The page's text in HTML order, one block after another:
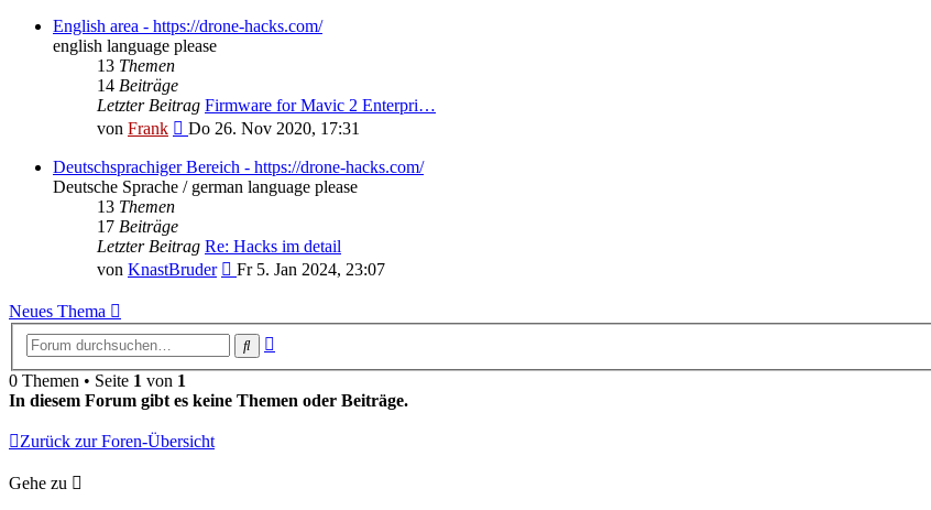
English area - https://drone-hacks.com/
english language please
13 Themen
14 Beiträge
Letzter Beitrag Firmware for Mavic 2 Enterpri…
von Frank
Neuester
Do 26. Nov 2020, 17:31
Deutschsprachiger Bereich - https://drone-hacks.com/
Deutsche Sprache / german language please
13 Themen
17 Beiträge
Letzter Beitrag Re: Hacks im detail
von KnastBruder
Neuester
Fr 5. Jan 2024, 23:07
Neues Thema
Suche
0 Themen • Seite 1 von 1
In diesem Forum gibt es keine Themen oder Beiträge.
Zurück zur Foren-Übersicht
Gehe zu